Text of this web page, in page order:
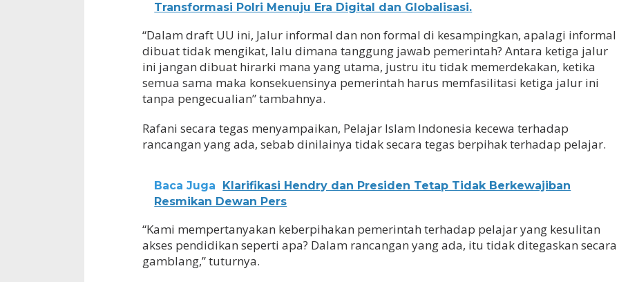
Transformasi Polri Menuju Era Digital dan Globalisasi.
“Dalam draft UU ini, Jalur informal dan non formal di kesampingkan, apalagi informal
dibuat tidak mengikat, lalu dimana tanggung jawab pemerintah? Antara ketiga jalur
ini jangan dibuat hirarki mana yang utama, justru itu tidak memerdekakan, ketika
semua sama maka konsekuensinya pemerintah harus memfasilitasi ketiga jalur ini
tanpa pengecualian” tambahnya.
Rafani secara tegas menyampaikan, Pelajar Islam Indonesia kecewa terhadap
rancangan yang ada, sebab dinilainya tidak secara tegas berpihak terhadap pelajar.
Baca Juga
Klarifikasi Hendry dan Presiden Tetap Tidak Berkewajiban
Resmikan Dewan Pers
“Kami mempertanyakan keberpihakan pemerintah terhadap pelajar yang kesulitan
akses pendidikan seperti apa? Dalam rancangan yang ada, itu tidak ditegaskan secara
gamblang,” tuturnya.